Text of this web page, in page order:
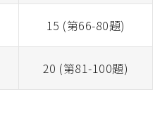
15 (第66-80題)
20 (第81-100題)